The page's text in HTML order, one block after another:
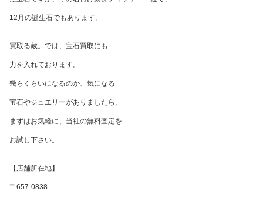
12月の誕生石でもあります。
買取る蔵。では、宝石買取にも
力を入れております。
幾らくらいになるのか、気になる
宝石やジュエリーがありましたら、
まずはお気軽に、当社の無料査定を
お試し下さい。
【店舗所在地】
〒657-0838